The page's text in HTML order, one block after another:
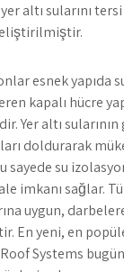
altı sularını
esnek yapıda
kapalı hücre
Yer altı
doldurarak
sayede su
imkanı sağlar.
uygun,
En yeni, en
Systems